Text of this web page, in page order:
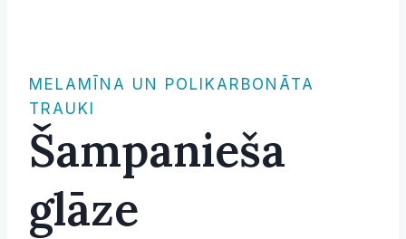
MELAMĪNA UN POLIKARBONĀTA
TRAUKI
Šampanieša
glāze